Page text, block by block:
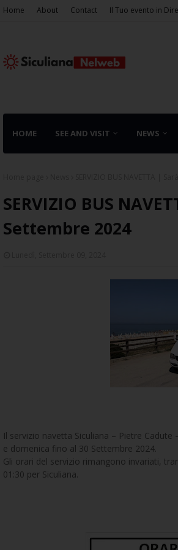
Home About Contact Il Tuo evento in
HOME SEE AND VISIT NEWS
SERVIZIO BUS
Settembre 2024
Il servizio navetta Siculiana – Pietre
e domenica fino al 30 Settembre 2024.
Gli orari del servizio rimangono invariati,
01:30 per Siculiana.